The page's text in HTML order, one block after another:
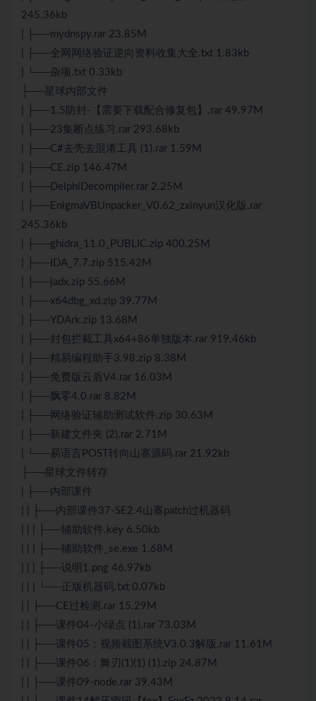
245.36kb
| ├──mydnspy.rar 23.85M
| ├──全网网络验证逆向资料收集大全.txt 1.83kb
| └──杂项.txt 0.33kb
├──星球内部文件
| ├──1.5防封-【需要下载配合修复包】.rar 49.97M
| ├──23集断点练习.rar 293.68kb
| ├──C#去壳去混淆工具 (1).rar 1.59M
| ├──CE.zip 146.47M
| ├──DelphiDecompiler.rar 2.25M
| ├──EnigmaVBUnpacker_V0.62_zxinyun汉化版.rar
245.36kb
| ├──ghidra_11.0_PUBLIC.zip 400.25M
| ├──IDA_7.7.zip 515.42M
| ├──jadx.zip 55.66M
| ├──x64dbg_xd.zip 39.77M
| ├──YDArk.zip 13.68M
| ├──封包拦截工具x64+86单独版本.rar 919.46kb
| ├──精易编程助手3.98.zip 8.38M
| ├──免费版云盾V4.rar 16.03M
| ├──飘零4.0.rar 8.82M
| ├──网络验证辅助测试软件.zip 30.63M
| ├──新建文件夹 (2).rar 2.71M
| └──易语言POST转向山寨源码.rar 21.92kb
├──星球文件转存
| ├──内部课件
| | ├──内部课件37-SE2.4山寨patch过机器码
| | | ├──辅助软件.key 6.50kb
| | | ├──辅助软件_se.exe 1.68M
| | | ├──说明1.png 46.97kb
| | | └──正版机器码.txt 0.07kb
| | ├──CE过检测.rar 15.29M
| | ├──课件04-小绿点 (1).rar 73.03M
| | ├──课件05：视频截图系统V3.0.3解版.rar 11.61M
| | ├──课件06：舞刃(1)(1) (1).zip 24.87M
| | ├──课件09-node.rar 39.43M